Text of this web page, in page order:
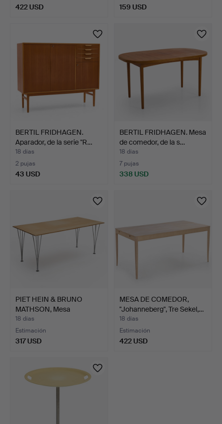
422 USD 159 USD
BERTIL FRIDHAGEN.
Aparador, de la serie "R…
18 días
2 pujas
43 USD
BERTIL FRIDHAGEN. Mesa
de comedor, de la s…
18 días
7 pujas
338 USD
PIET HEIN & BRUNO
MATHSON, Mesa
"Superelli…
18 días
Estimación
317 USD
MESA DE COMEDOR,
"Johanneberg", Tre Sekel,…
18 días
Estimación
422 USD